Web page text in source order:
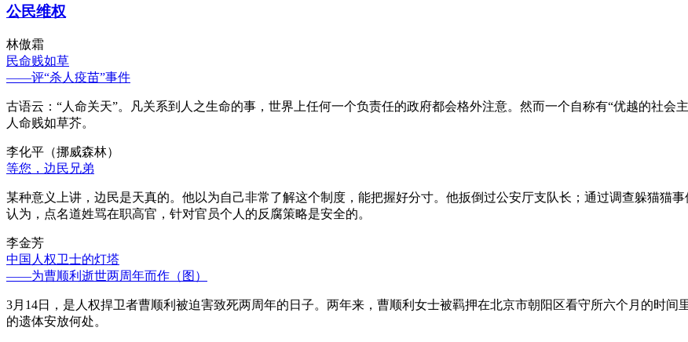
公民维权
林傲霜
民命贱如草
——评“杀人疫苗”事件
古语云：“人命关天”。凡关系到人之生命的事，世界上任何一个负责任的政府都会格外注意。然而一个自称有“优越的社会
人命贱如草芥。
李化平（挪威森林）
等您，边民兄弟
某种意义上讲，边民是天真的。他以为自己非常了解这个制度，能把握好分寸。他扳倒过公安厅支队长；通过调查躲猫猫
认为，点名道姓骂在职高官，针对官员个人的反腐策略是安全的。
李金芳
中国人权卫士的灯塔
——为曹顺利逝世两周年而作（图）
3月14日，是人权捍卫者曹顺利被迫害致死两周年的日子。两年来，曹顺利女士被羁押在北京市朝阳区看守所六个月的时
的遗体安放何处。